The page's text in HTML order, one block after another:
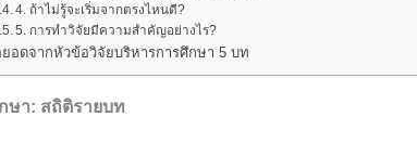
4. ถ้าไม่รู้จะเริ่มจากตรงไหนดี?
5. การทำวิจัยมีความสำคัญอย่างไร?
ยอดจากหัวข้อวิจัยบริหารการศึกษา 5 บท
ษา: สถิติรายบท